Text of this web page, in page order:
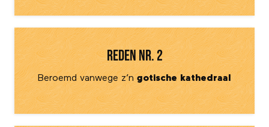
Reden nr. 2
Beroemd vanwege z’ngotische kathedraal